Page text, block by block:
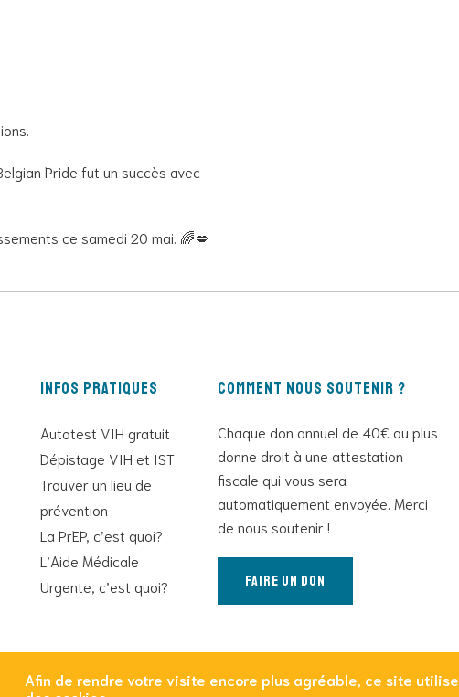
Pride fut un succès avec
ce samedi 20 mai. 🌈💋
Infos pratiques
Autotest VIH gratuit
Dépistage VIH et IST
Trouver un lieu de
prévention
La PrEP, c’est quoi?
L’Aide Médicale
Urgente, c’est quoi?
Comment nous soutenir ?
Chaque don annuel de 40€ ou plus
donne droit à une attestation
fiscale qui vous sera
automatiquement envoyée. Merci
de nous soutenir !
Faire un don
Afin de rendre votre visite encore plus agréable, ce site utilise